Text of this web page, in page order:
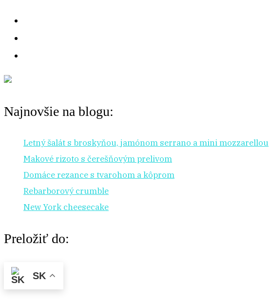
Najnovšie na blogu:
Letný šalát s broskyňou, jamónom serrano a mini mozzarellou
Makové rizoto s čerešňovým prelivom
Domáce rezance s tvarohom a kôprom
Rebarborový crumble
New York cheesecake
Preložiť do:
SK